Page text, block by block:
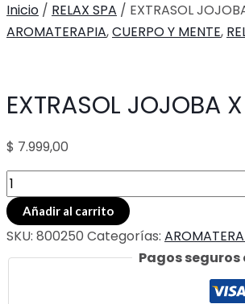
Inicio / RELAX SPA / EXTRASOL
AROMATERAPIA,CUERPO Y MENTE,
EXTRASOL JOJOBA
$ 7.999,00
EXTRASOL
JOJOBA
X
12ML
Añadir al carrito
SKU: 800250 Categorías:
Pagos